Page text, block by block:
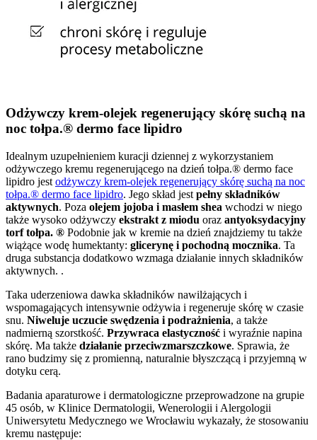
Odżywczy krem-olejek regenerujący skórę suchą na
noc tołpa.® dermo face lipidro
Idealnym uzupełnieniem kuracji dziennej z wykorzystaniem
odżywczego kremu regenerującego na dzień tołpa.® dermo face
lipidro jest odżywczy krem-olejek regenerujący skórę suchą na noc
tołpa.® dermo face lipidro. Jego skład jest pełny składników
aktywnych. Poza olejem jojoba i masłem shea wchodzi w niego
także wysoko odżywczy ekstrakt z miodu oraz antyoksydacyjny
torf tołpa. ® Podobnie jak w kremie na dzień znajdziemy tu także
wiążące wodę humektanty: glicerynę i pochodną mocznika. Ta
druga substancja dodatkowo wzmaga działanie innych składników
aktywnych. .
Taka uderzeniowa dawka składników nawilżających i
wspomagających intensywnie odżywia i regeneruje skórę w czasie
snu. Niweluje uczucie swędzenia i podrażnienia, a także
nadmierną szorstkość. Przywraca elastyczność i wyraźnie napina
skórę. Ma także działanie przeciwzmarszczkowe. Sprawia, że
rano budzimy się z promienną, naturalnie błyszczącą i przyjemną w
dotyku cerą.
Badania aparaturowe i dermatologiczne przeprowadzone na grupie
45 osób, w Klinice Dermatologii, Wenerologii i Alergologii
Uniwersytetu Medycznego we Wrocławiu wykazały, że stosowaniu
kremu następuje: